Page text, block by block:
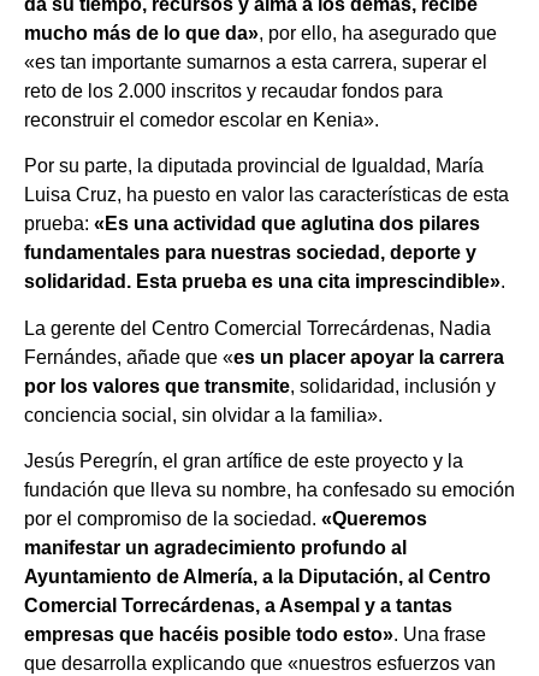
da su tiempo, recursos y alma a los demás, recibe
mucho más de lo que da», por ello, ha asegurado que
«es tan importante sumarnos a esta carrera, superar el
reto de los 2.000 inscritos y recaudar fondos para
reconstruir el comedor escolar en Kenia».
Por su parte, la diputada provincial de Igualdad, María
Luisa Cruz, ha puesto en valor las características de esta
prueba: «Es una actividad que aglutina dos pilares
fundamentales para nuestras sociedad, deporte y
solidaridad. Esta prueba es una cita imprescindible».
La gerente del Centro Comercial Torrecárdenas, Nadia
Fernándes, añade que «es un placer apoyar la carrera
por los valores que transmite, solidaridad, inclusión y
conciencia social, sin olvidar a la familia».
Jesús Peregrín, el gran artífice de este proyecto y la
fundación que lleva su nombre, ha confesado su emoción
por el compromiso de la sociedad. «Queremos
manifestar un agradecimiento profundo al
Ayuntamiento de Almería, a la Diputación, al Centro
Comercial Torrecárdenas, a Asempal y a tantas
empresas que hacéis posible todo esto». Una frase
que desarrolla explicando que «nuestros esfuerzos van